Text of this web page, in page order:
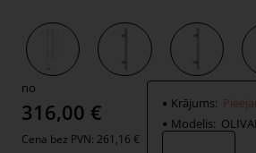
Pieejams pasūtīšanai
no
316,00 €
Cena bez PVN: 261,16 €
Krājums:
Modelis: